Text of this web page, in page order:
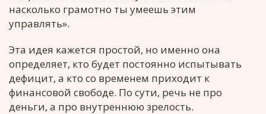
насколько грамотно ты умеешь этим
управлять».
Эта идея кажется простой, но именно она
определяет, кто будет постоянно испытывать
дефицит, а кто со временем приходит к
финансовой свободе. По сути, речь не про
деньги, а про внутреннюю зрелость.